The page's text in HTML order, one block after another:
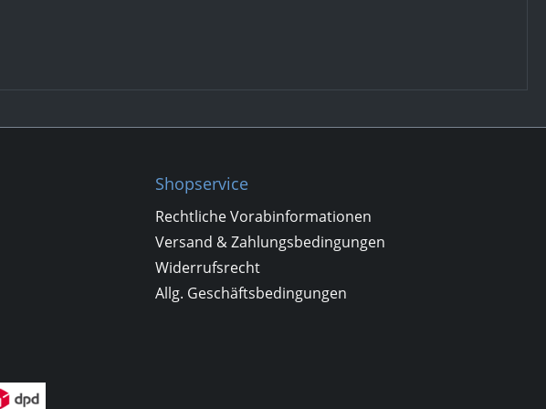
Shopservice
Rechtliche Vorabinformationen
Versand & Zahlungsbedingungen
Widerrufsrecht
Allg. Geschäftsbedingungen